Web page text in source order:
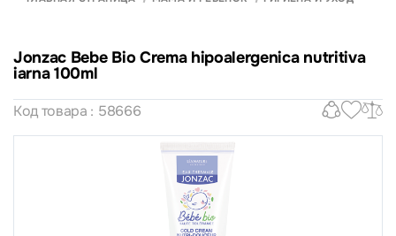
Jonzac Bebe Bio Crema hipoalergenica nutritiva
iarna 100ml
Код товара : 58666